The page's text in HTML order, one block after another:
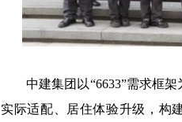
中建集团以“6633”需求框
实际适配、居住体验升级，构